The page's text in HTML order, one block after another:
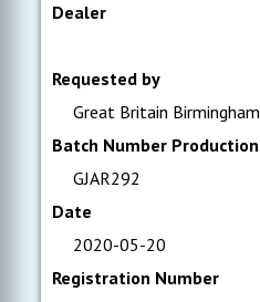
Dealer
Requested by
Great Britain Birmingham
Batch Number Production
GJAR292
Date
2020-05-20
Registration Number